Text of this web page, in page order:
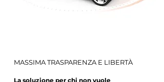
MASSIMA TRASPARENZA E LIBERTÀ
La soluzione per chi non vuole